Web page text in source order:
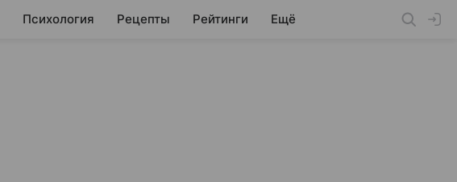
Психология Рецепты Рейтинги Ещё